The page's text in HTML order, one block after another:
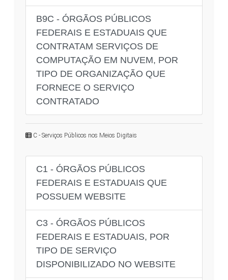
B9C - ÓRGÃOS PÚBLICOS
FEDERAIS E ESTADUAIS QUE
CONTRATAM SERVIÇOS DE
COMPUTAÇÃO EM NUVEM, POR
TIPO DE ORGANIZAÇÃO QUE
FORNECE O SERVIÇO
CONTRATADO
C - Serviços Públicos nos Meios Digitais
C1 - ÓRGÃOS PÚBLICOS
FEDERAIS E ESTADUAIS QUE
POSSUEM WEBSITE
C3 - ÓRGÃOS PÚBLICOS
FEDERAIS E ESTADUAIS, POR
TIPO DE SERVIÇO
DISPONIBILIZADO NO WEBSITE